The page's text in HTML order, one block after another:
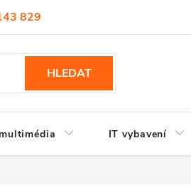
829
HLEDAT
IT vybavení